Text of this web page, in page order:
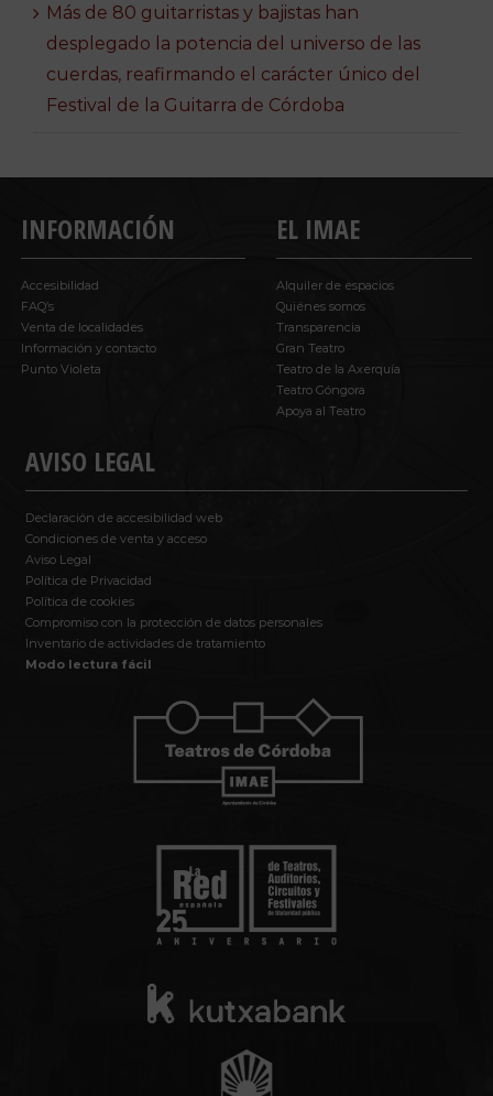
Más de 80 guitarristas y bajistas han
desplegado la potencia del universo de las
cuerdas, reafirmando el carácter único del
Festival de la Guitarra de Córdoba
INFORMACIÓN
Accesibilidad
FAQ’s
Venta de localidades
Información y contacto
Punto Violeta
AVISO LEGAL
Declaración de accesibilidad web
Condiciones de venta y acceso
Aviso Legal
Política de Privacidad
Política de cookies
Compromiso con la protección de datos personales
Inventario de actividades de tratamiento
Modo lectura fácil
EL IMAE
Alquiler de espacios
Quiénes somos
Transparencia
Gran Teatro
Teatro de la Axerquía
Teatro Góngora
Apoya al Teatro